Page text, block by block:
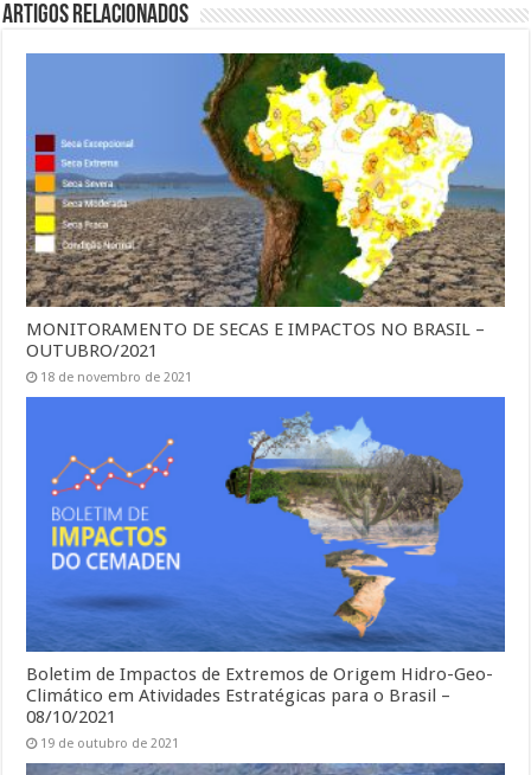
Artigos Relacionados
MONITORAMENTO DE SECAS E IMPACTOS NO BRASIL –
OUTUBRO/2021
18 de novembro de 2021
Boletim de Impactos de Extremos de Origem Hidro-Geo-
Climático em Atividades Estratégicas para o Brasil –
08/10/2021
19 de outubro de 2021